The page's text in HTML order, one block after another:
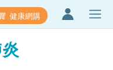
健康網購